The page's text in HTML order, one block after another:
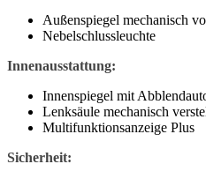
Außenspiegel mechanisch
Nebelschlussleuchte
Innenausstattung:
Innenspiegel mit
Lenksäule mechanisch
Multifunktionsanzeige Plus
Sicherheit: